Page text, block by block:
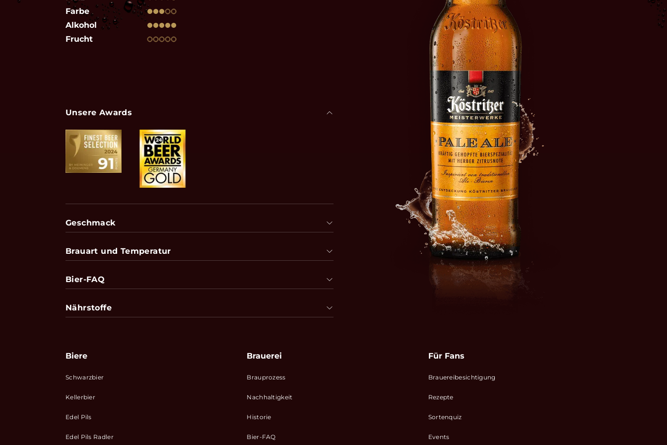
Farbe
Alkohol
Frucht
Unsere Awards
Geschmack
Brauart und Temperatur
Bier-FAQ
Nährstoffe
Biere
Schwarzbier
Kellerbier
Edel Pils
Edel Pils Radler
Brauerei
Brauprozess
Nachhaltigkeit
Historie
Bier-FAQ
Für Fans
Brauereibesichtigung
Rezepte
Sortenquiz
Events